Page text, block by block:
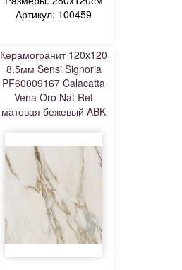
Артикул: 100459
Керамогранит 120x120
8.5мм Sensi Signoria
PF60009167 Calacatta
Vena Oro Nat Ret
матовая бежевый ABK